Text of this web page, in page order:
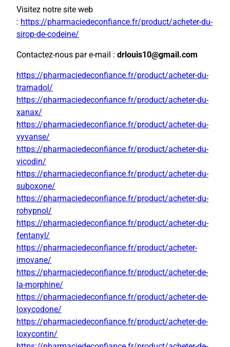
Visitez notre site web
: https://pharmaciedeconfiance.fr/product/acheter-du-
sirop-de-codeine/
Contactez-nous par e-mail : drlouis10@gmail.com
https://pharmaciedeconfiance.fr/product/acheter-du-
tramadol/
https://pharmaciedeconfiance.fr/product/acheter-du-
xanax/
https://pharmaciedeconfiance.fr/product/acheter-du-
vyvanse/
https://pharmaciedeconfiance.fr/product/acheter-du-
vicodin/
https://pharmaciedeconfiance.fr/product/acheter-du-
suboxone/
https://pharmaciedeconfiance.fr/product/acheter-du-
rohypnol/
https://pharmaciedeconfiance.fr/product/acheter-du-
fentanyl/
https://pharmaciedeconfiance.fr/product/acheter-
imovane/
https://pharmaciedeconfiance.fr/product/acheter-de-
la-morphine/
https://pharmaciedeconfiance.fr/product/acheter-de-
loxycodone/
https://pharmaciedeconfiance.fr/product/acheter-de-
loxycontin/